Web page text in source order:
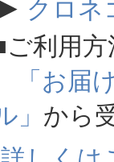
クロネ
利用方
「お届
」 から